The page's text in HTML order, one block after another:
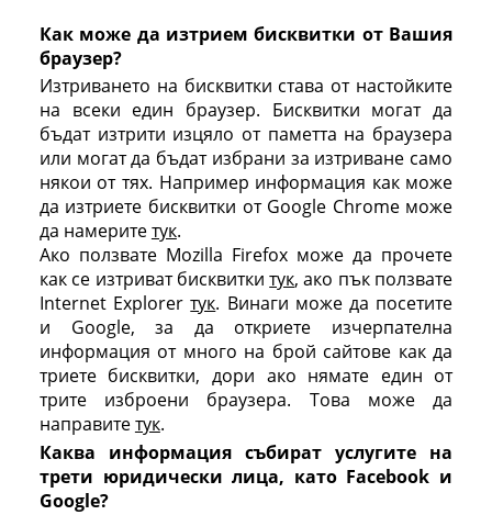
Как може да изтрием бисквитки от Вашия
браузер?
Изтриването на бисквитки става от настойките
на всеки един браузер. Бисквитки могат да
бъдат изтрити изцяло от паметта на браузера
или могат да бъдат избрани за изтриване само
някои от тях. Например информация как може
да изтриете бисквитки от Google Chrome може
да намеритетук.
Ако ползвате Mozilla Firefox може да прочете
как се изтриват бисквиткитук, ако пък ползвате
Internet Explorerтук. Винаги може да посетите
и Google, за да откриете изчерпателна
информация от много на брой сайтове как да
триете бисквитки, дори ако нямате един от
трите изброени браузера. Това може да
направитетук.
Каква информация събират услугите на
трети юридически лица, като Facebook и
Google?